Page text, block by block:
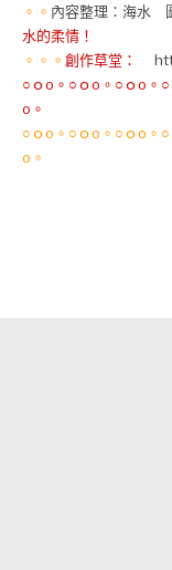
。。 內容整理：海水
水的柔情！
。。。 創作草堂：
○ｏo。○ｏo。○ｏo。
o。
○ｏo。○ｏo。○ｏo。
o。